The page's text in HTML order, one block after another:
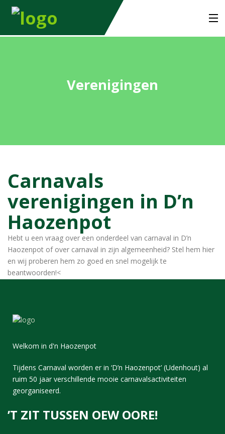
contact
shop
Verenigingen
Carnavals
verenigingen in D’n
Haozenpot
Hebt u een vraag over een onderdeel van carnaval in D’n
Haozenpot of over carnaval in zijn algemeenheid? Stel hem hier
en wij proberen hem zo goed en snel mogelijk te
beantwoorden!<
Welkom in d'n Haozenpot
Tijdens Carnaval worden er in ‘D’n Haozenpot’ (Udenhout) al
ruim 50 jaar verschillende mooie carnavalsactiviteiten
georganiseerd.
’T ZIT TUSSEN OEW OORE!